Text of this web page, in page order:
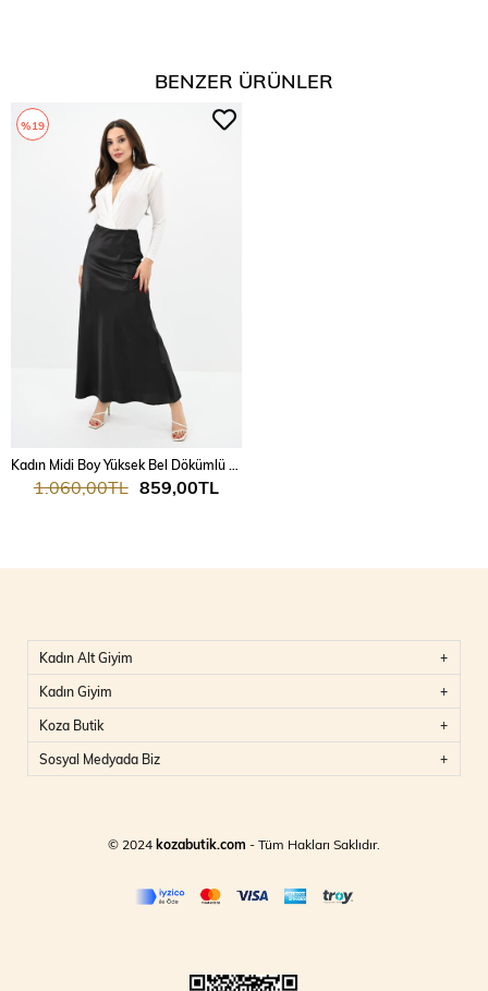
BENZER ÜRÜNLER
859,00TL
1.060,00TL
%19
Kadın Alt Giyim
Kadın Giyim
Koza Butik
Sosyal Medyada Biz
© 2024kozabutik.com - Tüm Hakları Saklıdır.